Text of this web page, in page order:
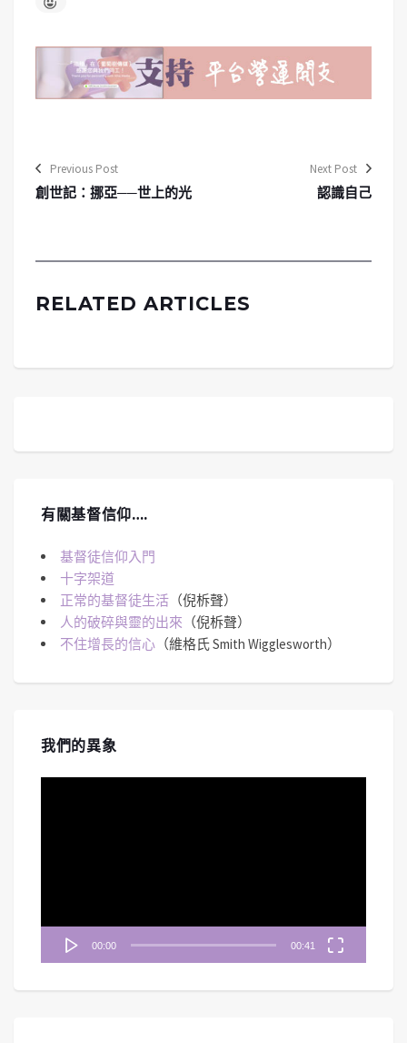
Previous Post
創世記：挪亞──世上的光
Next Post
認識自己
RELATED ARTICLES
有關基督信仰….
基督徒信仰入門
十字架道
正常的基督徒生活 （倪柝聲）
人的破碎與靈的出來 （倪柝聲）
不住增長的信心 （維格氏 Smith Wigglesworth）
我們的異象
00:00 00:41